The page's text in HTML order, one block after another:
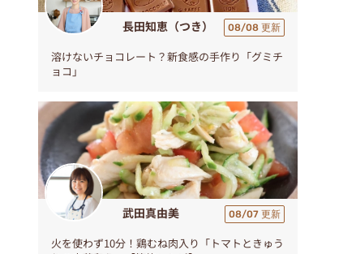
長田知恵（つき） 08/08 更新
溶けないチョコレート？新食感の手作り「グミチ
ョコ」
武田真由美 08/07 更新
火を使わず10分！鶏むね肉入り「トマトときゅう